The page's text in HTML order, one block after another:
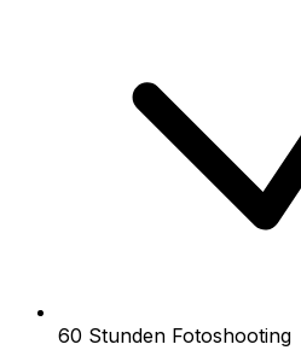
60 Stunden Fotoshooting